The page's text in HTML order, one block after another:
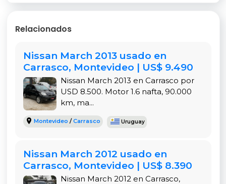
Relacionados
Nissan March 2013 usado en
Carrasco, Montevideo | US$ 9.490
Nissan March 2013 en Carrasco por
USD 8.500. Motor 1.6 nafta, 90.000
km, ma...
Montevideo /Carrasco Uruguay
Nissan March 2012 usado en
Carrasco, Montevideo | US$ 8.390
Nissan March 2012 en Carrasco,